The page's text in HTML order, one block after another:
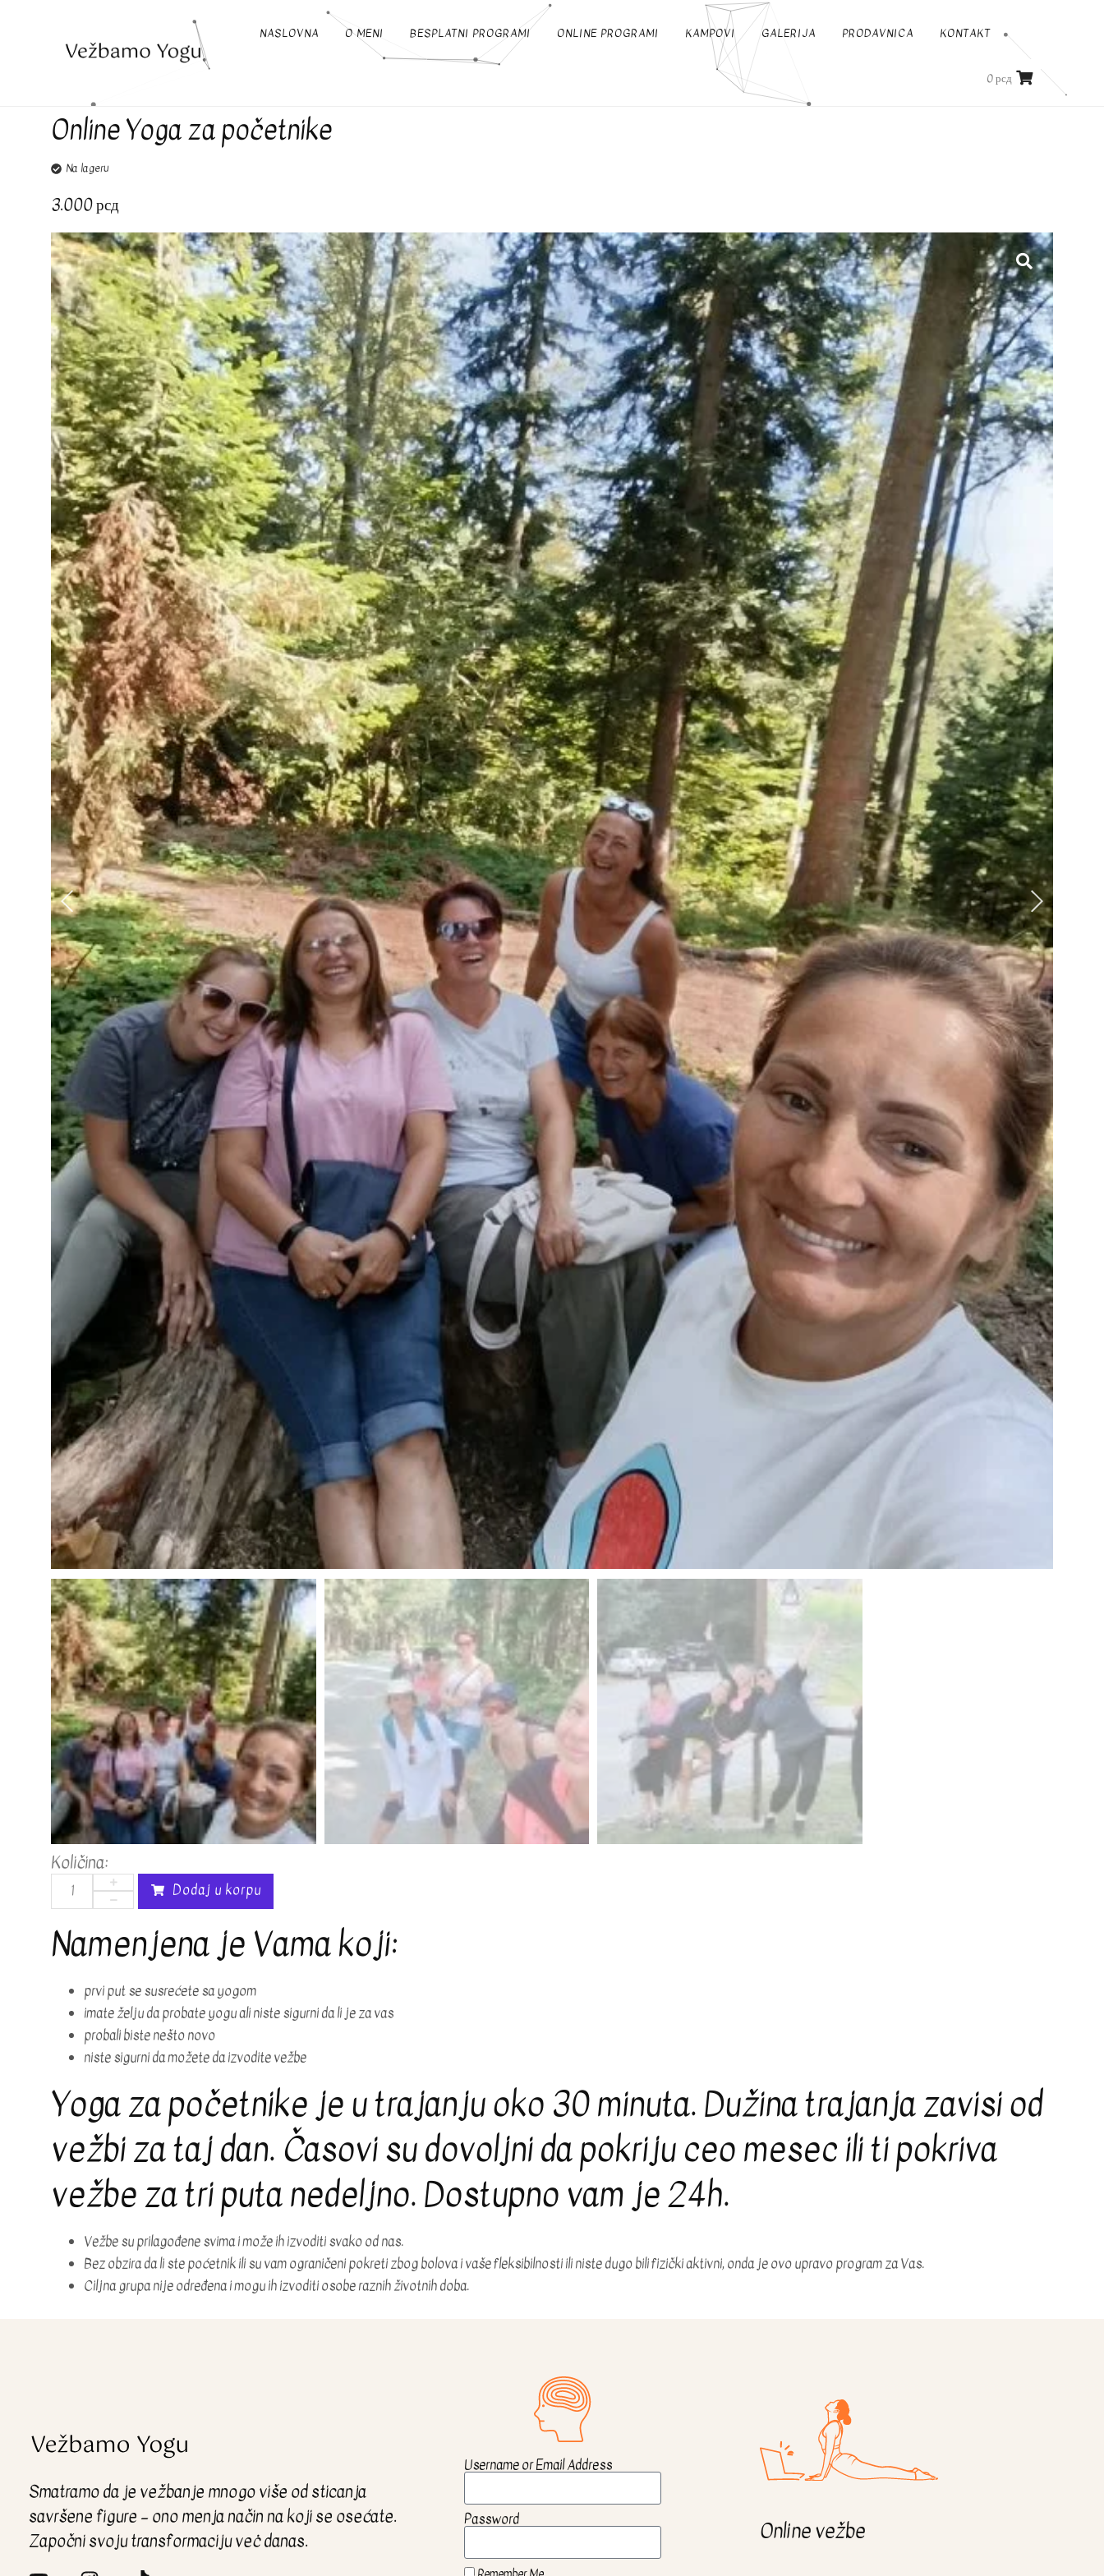
NASLOVNA O MENI BESPLATNI PROGRAMI ONLINE PROGRAMI KAMPOVI GALERIJA PRODAVNICA KONTAKT
0рсд
Online Yoga za početnike
Na lageru
3.000рсд
Količina:
Dodaj u korpu
Namenjena je Vama koji:
prvi put se susrećete sa yogom
imate želju da probate yogu ali niste sigurni da li je za vas
probali biste nešto novo
niste sigurni da možete da izvodite vežbe
Yoga za početnike je u trajanju oko 30 minuta. Dužina trajanja zavisi od
vežbi za taj dan. Časovi su dovoljni da pokriju ceo mesec ili ti pokriva
vežbe za tri puta nedeljno. Dostupno vam je 24h.
Vežbe su prilagođene svima i može ih izvoditi svako od nas.
Bez obzira da li ste poćetnik ili su vam ograničeni pokreti zbog bolova i vaše fleksibilnosti ili niste dugo bili fizički aktivni, onda je ovo upravo program za Vas.
Ciljna grupa nije određena i mogu ih izvoditi osobe raznih životnih doba.​
Smatramo da je vežbanje mnogo više od sticanja
savršene figure – ono menja način na koji se osećate.
Započni svoju transformaciju veċ danas.
Username or Email Address
Password Online vežbe